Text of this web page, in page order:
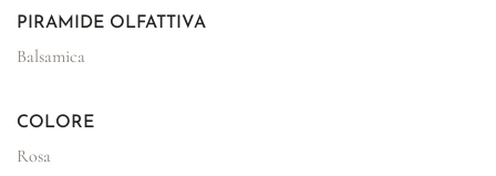
PIRAMIDE OLFATTIVA
Balsamica
COLORE
Rosa